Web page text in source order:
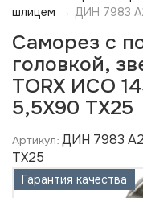
шлицем → ДИН 7983
Саморез с
головкой,
TORX ИСО
5,5X90 TX25
Артикул: ДИН 7983
TX25
Гарантия качества